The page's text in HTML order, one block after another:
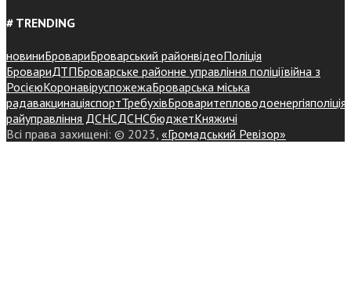
# TRENDING
новиниБровариБроварський районвідеоПоліція
БровариДТПБроварське районне управління поліціївійна з
РосієюКоронавіруспожежаБроварська міська
радавакцинаціяспортТребухівБроваритепловодоенергіяполіція
райуправління ДСНСДСНСбюджетКняжичі
Всі права захищені: © 2023, «Громадський Ревізор»